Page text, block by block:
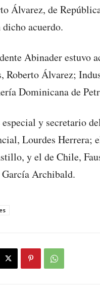
Álvarez, de
acuerdo.
Abinader estuvo
Roberto Álvarez;
Dominicana de
especial y secretario
Lourdes Herrera;
y el de Chile,
Archibald.